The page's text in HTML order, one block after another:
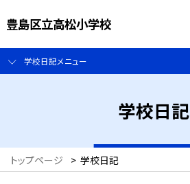
豊島区立高松小学校
学校日記メニュー
学校日記
トップページ > 学校日記